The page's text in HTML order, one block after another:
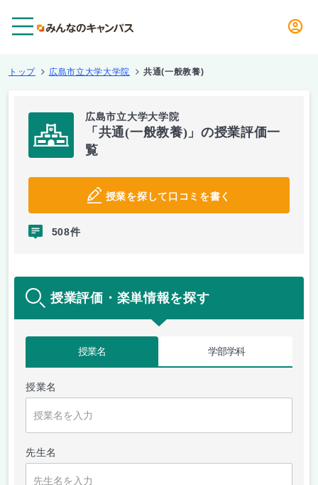
トップ 広島市立大学大学院 共通(一般教養)
広島市立大学大学院
「共通(一般教養)」の授業評価一
覧
授業を探して口コミを書く
508件
授業評価・楽単情報を探す
授業名 学部学科
授業名
先生名